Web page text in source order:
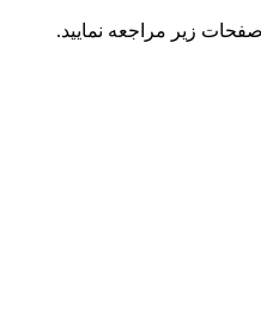
زیر مراجعه نمایید.